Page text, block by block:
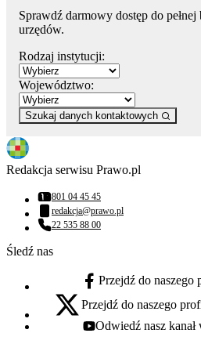
Sprawdź darmowy dostęp do
urzędów.
Rodzaj instytucji:
Województwo:
Szukaj danych kontaktowych
Redakcja serwisu Prawo.pl
Numer telefonu:
801 04 45 45
Adres email:
redakcja@prawo.pl
Numer telefonu:
22 535 88 00
Śledź nas
facebook - otwiera się w nowej
Przejdź do naszego
x - otwiera się w nowej karcie
Przejdź do naszego
youtube - otwiera się w nowej
Odwiedź nasz